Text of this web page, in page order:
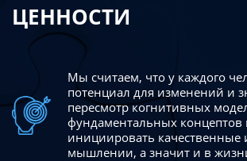
ЦЕННОСТИ
Мы считаем, что у каждого
потенциал для изменений и
пересмотр когнитивных
фундаментальных концептов
инициировать качественные
мышлении, а значит и в